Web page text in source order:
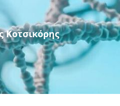
Κοτσικόρης